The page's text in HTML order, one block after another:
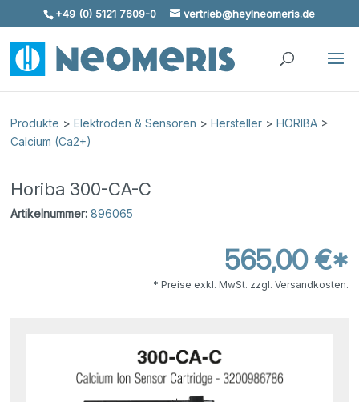
Skip To Content
+49 (0) 5121 7609-0 vertrieb@heylneomeris.de
Produkte >Elektroden & Sensoren >Hersteller >HORIBA >
Calcium (Ca2+)
Horiba 300-CA-C
Artikelnummer: 896065
565,00 €*
* Preise exkl. MwSt. zzgl. Versandkosten.